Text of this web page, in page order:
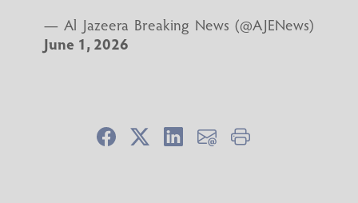
— Al Jazeera Breaking News (@AJENews)
June 1, 2026